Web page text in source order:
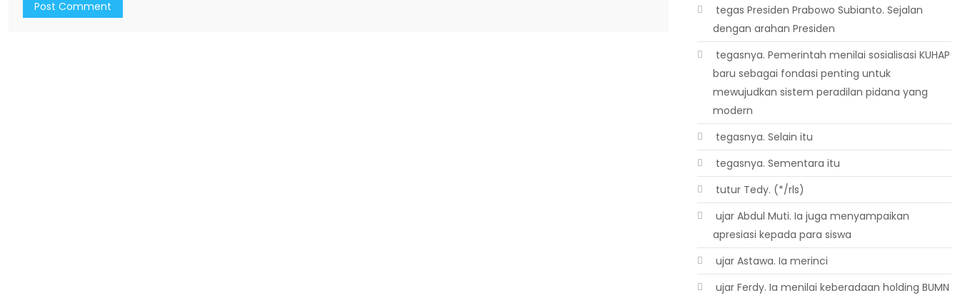
 tegas Presiden Prabowo Subianto. Sejalan
dengan arahan Presiden
 tegasnya. Pemerintah menilai sosialisasi KUHAP
baru sebagai fondasi penting untuk
mewujudkan sistem peradilan pidana yang
modern
 tegasnya. Selain itu
 tegasnya. Sementara itu
 tutur Tedy. (*/rls)
 ujar Abdul Muti. Ia juga menyampaikan
apresiasi kepada para siswa
 ujar Astawa. Ia merinci
 ujar Ferdy. Ia menilai keberadaan holding BUMN